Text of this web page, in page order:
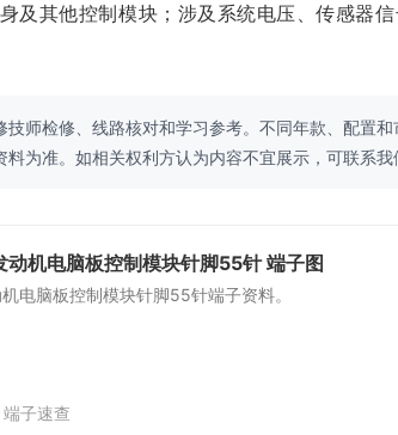
及其他控制模块；涉及系统电压、传感器
师检修、线路核对和学习参考。不同年款、配置
为准。如相关权利方认为内容不宜展示，可联系我
动机电脑板控制模块针脚55针 端子图
电脑板控制模块针脚55针端子资料。
端子速查